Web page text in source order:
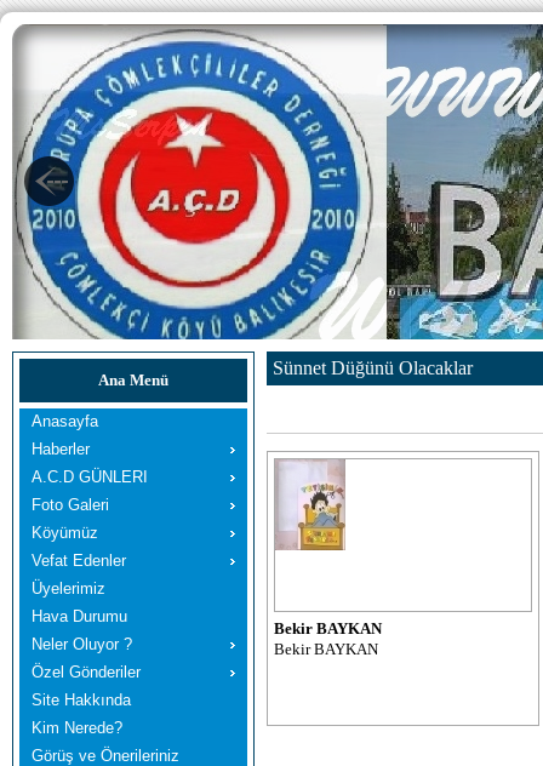
Ana Menü
Anasayfa
Haberler
A.C.D GÜNLERI
Foto Galeri
Köyümüz
Vefat Edenler
Üyelerimiz
Hava Durumu
Neler Oluyor ?
Özel Gönderiler
Site Hakkında
Kim Nerede?
Görüş ve Önerileriniz
Sünnet Düğünü Olacaklar
Bekir BAYKAN
Bekir BAYKAN